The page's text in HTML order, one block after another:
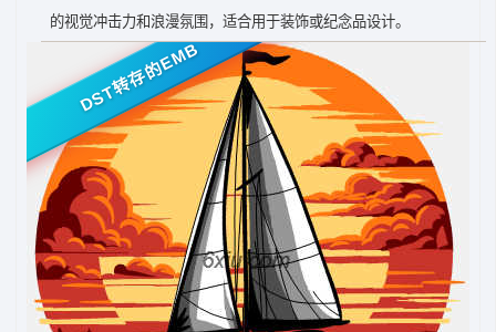
的视觉冲击力和浪漫氛围，适合用于装饰或纪念品设计。
DST转存的EMB